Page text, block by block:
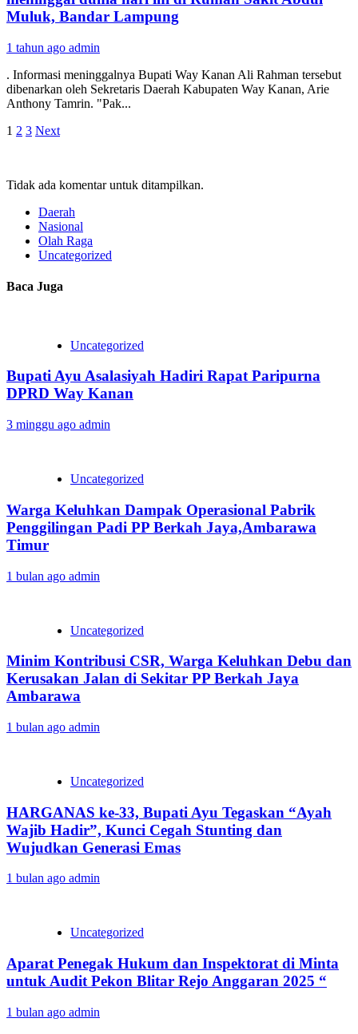
Muluk, Bandar Lampung
1 tahun ago admin
. Informasi meninggalnya Bupati Way Kanan Ali Rahman tersebut
dibenarkan oleh Sekretaris Daerah Kabupaten Way Kanan, Arie
Anthony Tamrin. "Pak...
Paginasi
1 2 3 Next
Tidak ada komentar untuk ditampilkan.
Daerah
Nasional
Olah Raga
Uncategorized
Baca Juga
Uncategorized
Bupati Ayu Asalasiyah Hadiri Rapat Paripurna
DPRD Way Kanan
3 minggu ago admin
Uncategorized
Warga Keluhkan Dampak Operasional Pabrik
Penggilingan Padi PP Berkah Jaya,‎Ambarawa
Timur
1 bulan ago admin
Uncategorized
Minim Kontribusi CSR, Warga Keluhkan Debu dan
Kerusakan Jalan di Sekitar PP Berkah Jaya
Ambarawa‎
1 bulan ago admin
Uncategorized
HARGANAS ke-33, Bupati Ayu Tegaskan “Ayah
Wajib Hadir”, Kunci Cegah Stunting dan
Wujudkan Generasi Emas
1 bulan ago admin
Uncategorized
Aparat Penegak Hukum dan Inspektorat di Minta
untuk Audit Pekon Blitar Rejo Anggaran 2025 “
1 bulan ago admin